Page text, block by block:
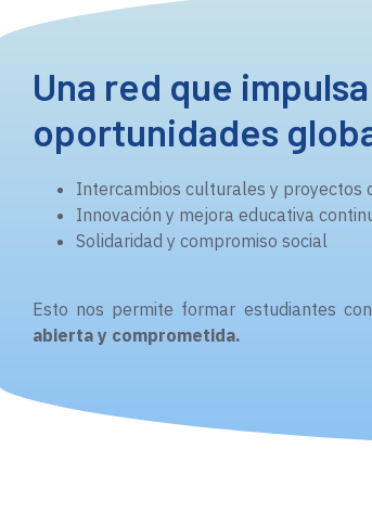
Una red que impulsa
oportunidades
Intercambios culturales y proyectos
Innovación y mejora educativa
Solidaridad y compromiso social
Esto nos permite formar estudiantes
abierta y comprometida.